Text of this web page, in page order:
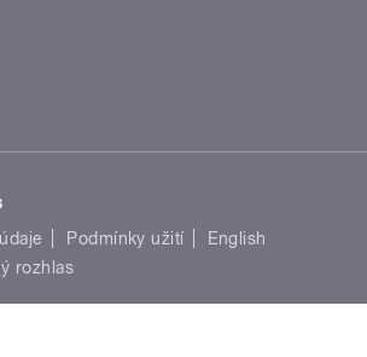
Podmínky užití
English
rozhlas